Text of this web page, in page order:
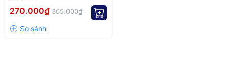
270.000₫ 305.000₫